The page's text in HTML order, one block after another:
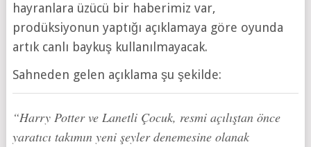
hayranlara üzücü bir haberimiz var,
prodüksiyonun yaptığı açıklamaya göre oyunda
artık canlı baykuş kullanılmayacak.
Sahneden gelen açıklama şu şekilde:
“Harry Potter ve Lanetli Çocuk, resmi açılıştan önce
yaratıcı takımın yeni şeyler denemesine olanak